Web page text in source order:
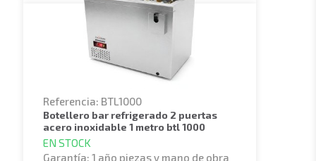
Referencia: BTL1000
botellero bar refrigerado 2 puertas
acero inoxidable 1 metro btl 1000
EN STOCK
Garantía: 1 año piezas y mano de obra